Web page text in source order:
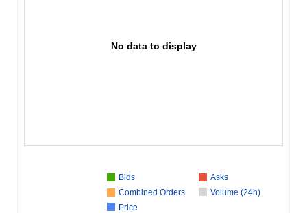
No data to display
Bids
Asks
Combined Orders
Volume (24h)
Price